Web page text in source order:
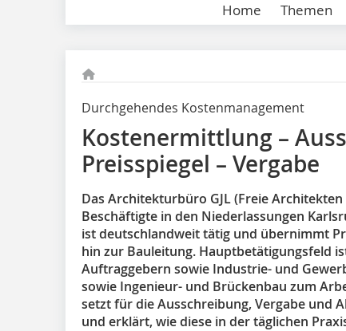
Home Themen
Durchgehendes Kostenmanagement
Kostenermittlung –
Preisspiegel – Vergabe
Das Architekturbüro GJL (Freie
Beschäftigte in den Niederlassungen
ist deutschlandweit tätig und übernimmt
hin zur Bauleitung. Hauptbetätigungsfeld
Auftraggebern sowie Industrie- und
sowie Ingenieur- und Brückenbau zum
setzt für die Ausschreibung, Vergabe und
und erklärt, wie diese in der täglichen